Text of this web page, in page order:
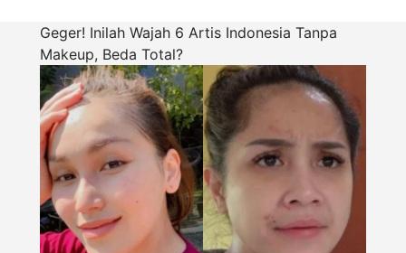
Geger! Inilah Wajah 6 Artis Indonesia Tanpa
Makeup, Beda Total?